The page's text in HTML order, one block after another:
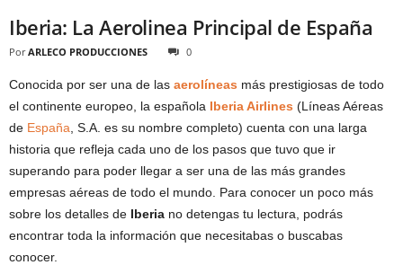
Iberia: La Aerolinea Principal de España
Por ARLECO PRODUCCIONES 0
Conocida por ser una de las aerolíneas más prestigiosas de todo
el continente europeo, la española Iberia Airlines (Líneas Aéreas
de España , S.A. es su nombre completo) cuenta con una larga
historia que refleja cada uno de los pasos que tuvo que ir
superando para poder llegar a ser una de las más grandes
empresas aéreas de todo el mundo. Para conocer un poco más
sobre los detalles de Iberia no detengas tu lectura, podrás
encontrar toda la información que necesitabas o buscabas
conocer.